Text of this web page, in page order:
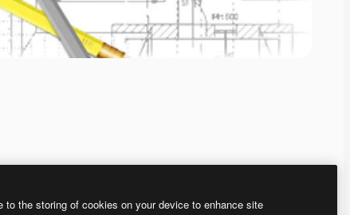
to the storing of cookies on your device to enhance site